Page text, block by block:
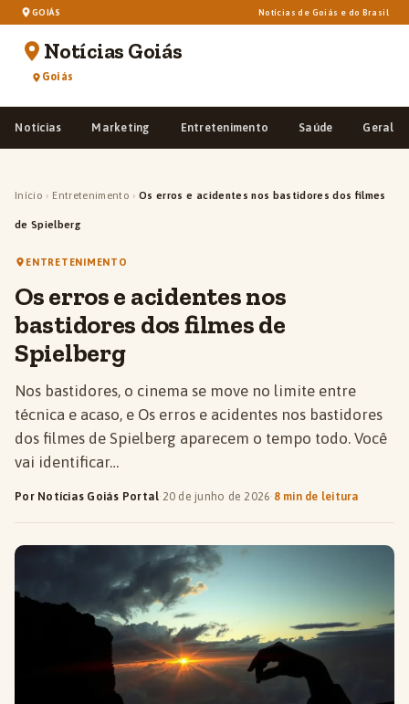
GOIÁS Notícias de Goiás e do Brasil
Notícias Goiás
Goiás
Notícias Marketing Entretenimento Saúde Geral
Início › Entretenimento › Os erros e acidentes nos bastidores dos filmes
de Spielberg
ENTRETENIMENTO
Os erros e acidentes nos
bastidores dos filmes de
Spielberg
Nos bastidores, o cinema se move no limite entre
técnica e acaso, e Os erros e acidentes nos bastidores
dos filmes de Spielberg aparecem o tempo todo. Você
vai identificar…
Por Notícias Goiás Portal·20 de junho de 2026· 8 min de leitura